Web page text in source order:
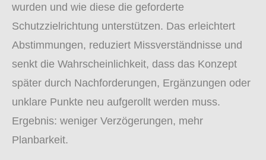
wurden und wie diese die geforderte
Schutzzielrichtung unterstützen. Das erleichtert
Abstimmungen, reduziert Missverständnisse und
senkt die Wahrscheinlichkeit, dass das Konzept
später durch Nachforderungen, Ergänzungen oder
unklare Punkte neu aufgerollt werden muss.
Ergebnis: weniger Verzögerungen, mehr
Planbarkeit.